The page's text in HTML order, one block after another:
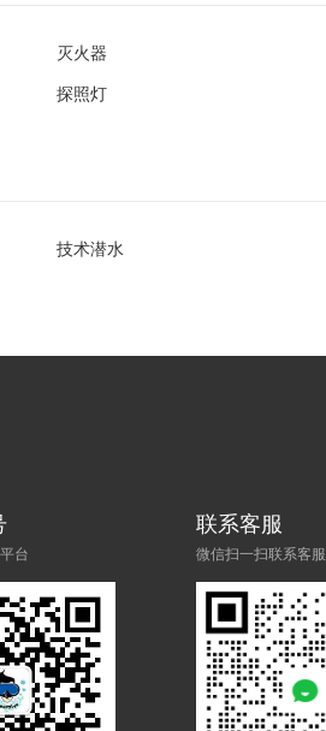
灭火器
探照灯
技术潜水
台
联系客服
微信扫一扫联系客服